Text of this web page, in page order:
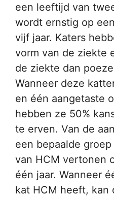
een leeftijd van
wordt ernstig op
vijf jaar. Katers
vorm van de ziekte
de ziekte dan
Wanneer deze
en één aangetaste
hebben ze 50%
te erven. Van de
een bepaalde
van HCM vertonen
één jaar. Wanneer
kat HCM heeft, kan